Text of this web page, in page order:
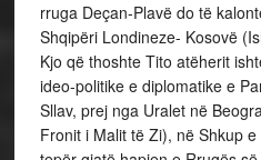
rruga Deçan-Plavë do të
Shqipëri Londineze- Kosovë
Kjo që thoshte Tito atëherit
ideo-politike e diplomatike e
Sllav, prej nga Uralet në
Fronit i Malit të Zi), në Shkup